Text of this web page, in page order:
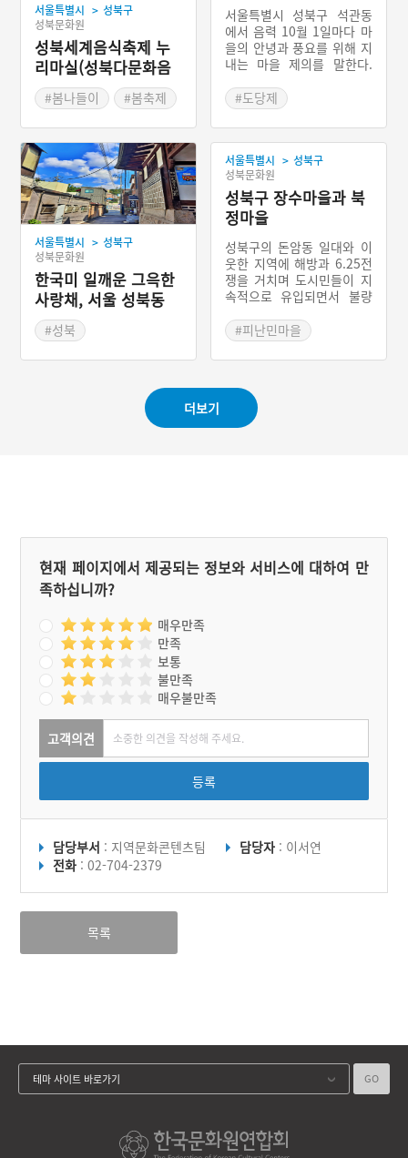
서울특별시 > 성북구
성북문화원
성북세계음식축제 누
리마실(성북다문화음
식축제)
#봄나들이 #봄축제
서울특별시 성북구 석관동
에서 음력 10월 1일마다 마
을의 안녕과 풍요를 위해 지
내는 마을 제의를 말한다.
340번지에 있지만 마을 토
박이들의 마을에 의하면 처
음에는 천장산 자락의 치마
바위가 도당 터였다고 한다.
#도당제
서울특별시 > 성북구
성북문화원
한국미 일깨운 그윽한
사랑채, 서울 성북동
최순우 가옥
#성북
서울특별시 > 성북구
성북문화원
성북구 장수마을과 북
정마을
성북구의 돈암동 일대와 이
웃한 지역에 해방과 6.25전
쟁을 거치며 도시민들이 지
속적으로 유입되면서 불량
게 되었다. 그리고 서울 중
심에서 밀려난 사람들은 미
아리로 계속 유입되어 해마
달동네가 형성되었다. 도시
빈민의 마지막 보금자리는
주택재개발 사업으로 달동
경관을 만들어 냈다. 다행히
성북구에는 장수마을과 북
정마을의 근대 서민문화유
#피난민마을
더보기
현재 페이지에서 제공되는 정보와 서비스에 대하여 만
족하십니까?
매우만족
만족
보통
불만족
매우불만족
고객의견
등록
담당부서 : 지역문화콘텐츠팀 담당자 : 이서연
전화 : 02-704-2379
목록
테마 사이트 바로가기 GO